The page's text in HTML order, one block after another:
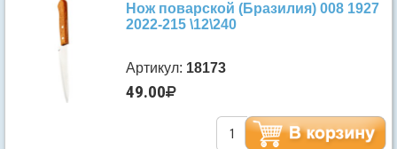
Нож поварской (Бразилия) 008 1927
2022-215 \12\240
Артикул: 18173
49.00